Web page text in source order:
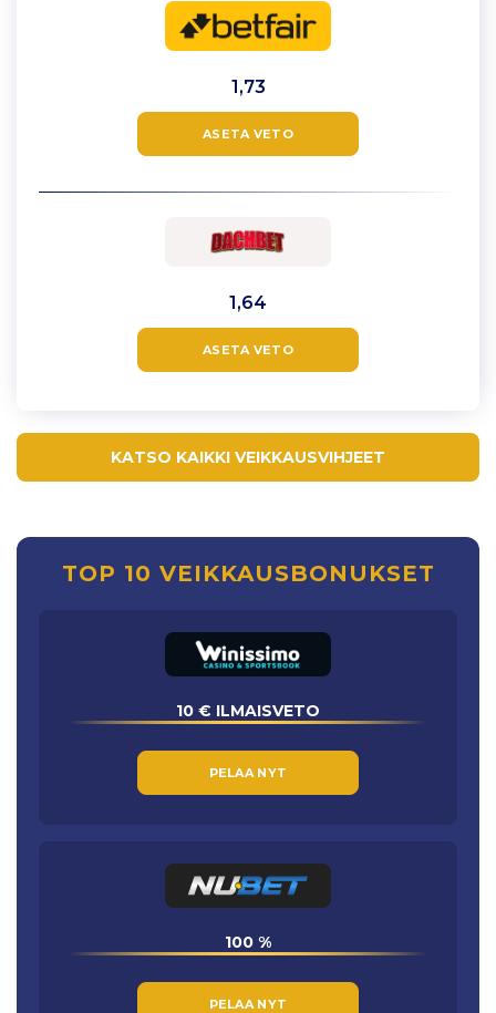
1,73
ASETA VETO
1,64
ASETA VETO
KATSO KAIKKI VEIKKAUSVIHJEET
TOP 10 VEIKKAUSBONUKSET
10 € ILMAISVETO
PELAA NYT
100 %
PELAA NYT